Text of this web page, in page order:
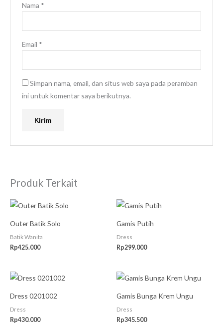
Nama *
Email *
Simpan nama, email, dan situs web saya pada peramban
ini untuk komentar saya berikutnya.
Produk Terkait
Outer Batik Solo
Batik Wanita
Rp425.000
Gamis Putih
Dress
Rp299.000
Dress 0201002
Dress
Rp430.000
Gamis Bunga Krem Ungu
Dress
Rp345.500